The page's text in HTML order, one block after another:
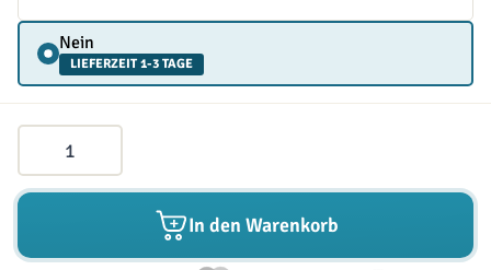
Nein
LIEFERZEIT 1-3 TAGE
In den Warenkorb